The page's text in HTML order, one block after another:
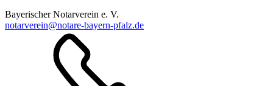
Bayerischer Notarverein e. V.
notarverein@notare-bayern-pfalz.de